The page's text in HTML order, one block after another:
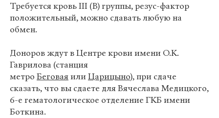
Требуется кровь III (B) группы, резус-фактор
положительный, можно сдавать любую на
обмен.
Доноров ждут в Центре крови имени О.К.
Гаврилова (станция
метро БеговаяилиЦарицыно), при сдаче
сказать, что вы сдаете для Вячеслава Медицкого,
6-е гематологическое отделение ГКБ имени
Боткина.